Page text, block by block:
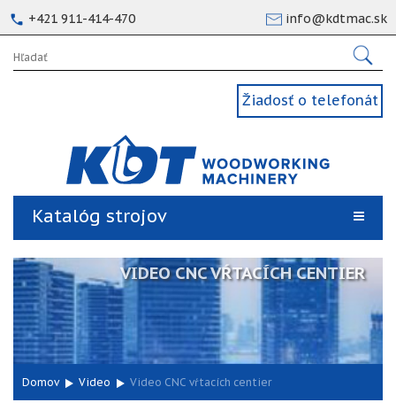
+421 911-414-470 info@kdtmac.sk
Žiadosť o telefonát
Katalóg strojov
VIDEO CNC VŔTACÍCH CENTIER
Domov Video Video CNC vŕtacích centier